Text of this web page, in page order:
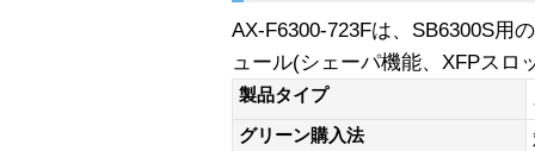
AX-F6300-723Fは、SB6300S用
ュール(シェーパ機能、XFPスロ
製品タイプ
グリーン購入法